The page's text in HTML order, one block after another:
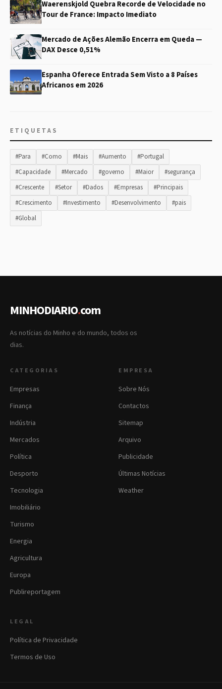
Waerenskjold Quebra Recorde de Velocidade no
Tour de France: Impacto Imediato
Mercado de Ações Alemão Encerra em Queda —
DAX Desce 0,51%
Espanha Oferece Entrada Sem Visto a 8 Países
Africanos em 2026
ETIQUETAS
#Para #Como #Mais #Aumento
#Portugal
#Capacidade
#Mercado #governo #Maior
#segurança
#Crescente
#Setor #Dados #Empresas
#Principais
#Crescimento
#Investimento #Desenvolvimento
#pais
#Global
MINHODIARIO.com
As notícias do Minho e do mundo, todos os
dias.
CATEGORIAS
Empresas
Finança
Indústria
Mercados
Política
Desporto
Tecnologia
Imobiliário
Turismo
Energia
Agricultura
Europa
Publireportagem
EMPRESA
Sobre Nós
Contactos
Sitemap
Arquivo
Publicidade
Últimas Notícias
Weather
LEGAL
Política de Privacidade
Termos de Uso